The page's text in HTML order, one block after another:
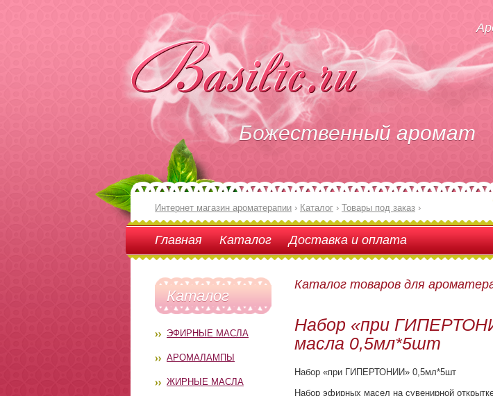
Божественный аромат
Интернет магазин ароматерапии › Каталог › Товары под заказ ›
Главная Каталог Доставка и оплата
Каталог
ЭФИРНЫЕ МАСЛА
АРОМАЛАМПЫ
ЖИРНЫЕ МАСЛА
Каталог товаров для
Набор «при
масла 0,5мл*5шт
Набор «при ГИПЕРТОНИИ» 0,5мл*5шт
Набор эфирных масел на сувенирной